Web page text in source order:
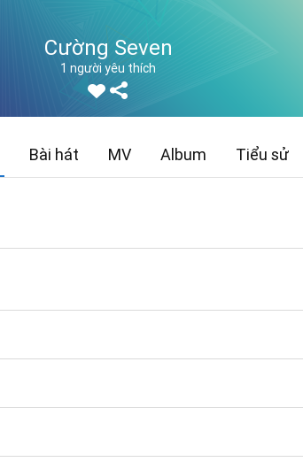
Cường Seven
1 người yêu thích
Bài hát MV Album Tiểu sử